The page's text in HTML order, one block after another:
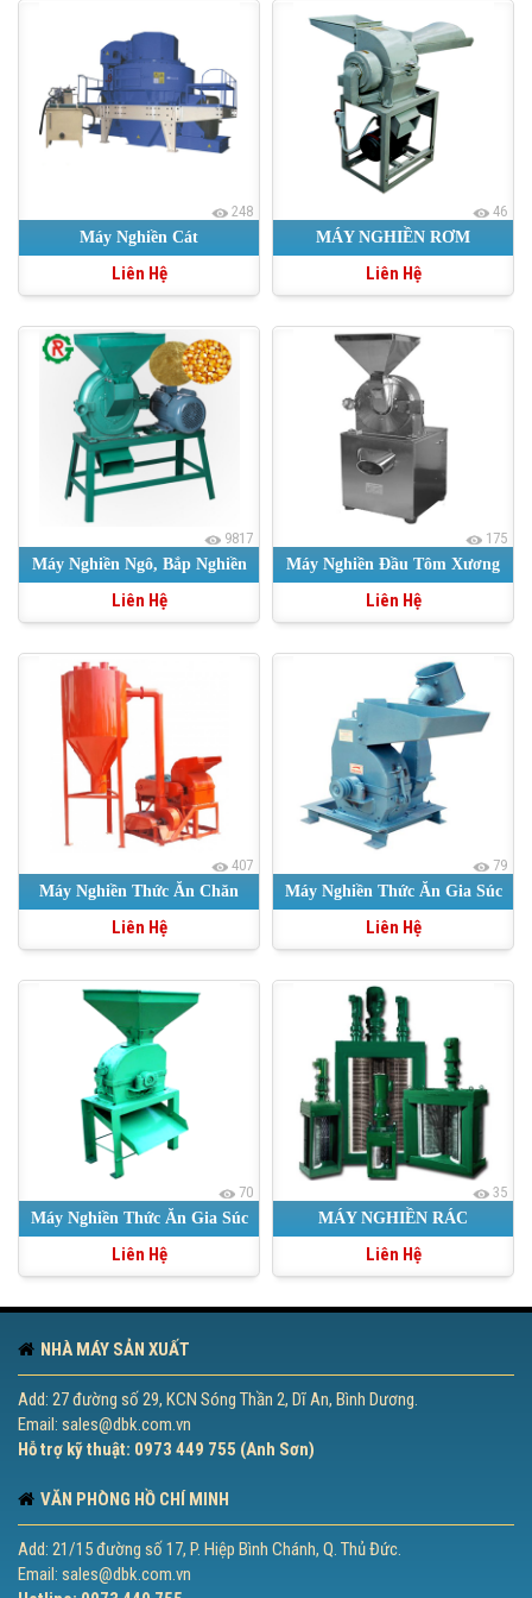
248
Máy Nghiền Cát
Liên Hệ
46
MÁY NGHIỀN RƠM
Liên Hệ
9817
Máy Nghiền Ngô, Bắp Nghiền
Bột Giá Tốt
Liên Hệ
175
Máy Nghiền Đầu Tôm Xương
Cá Nguyên Liệu Hải Sản
Liên Hệ
407
Máy Nghiền Thức Ăn Chăn
nuôi
Liên Hệ
79
Máy Nghiền Thức Ăn Gia Súc
Dạng Búa
Liên Hệ
70
Máy Nghiền Thức Ăn Gia Súc
Kiểu Buồng Thẳng
Liên Hệ
35
MÁY NGHIỀN RÁC
Liên Hệ
NHÀ MÁY SẢN XUẤT
Add: 27 đường số 29, KCN Sóng Thần 2, Dĩ An, Bình Dương.
Email: sales@dbk.com.vn
Hỗ trợ kỹ thuật: 0973 449 755 (Anh Sơn)
VĂN PHÒNG HỒ CHÍ MINH
Add: 21/15 đường số 17, P. Hiệp Bình Chánh, Q. Thủ Đức.
Email: sales@dbk.com.vn